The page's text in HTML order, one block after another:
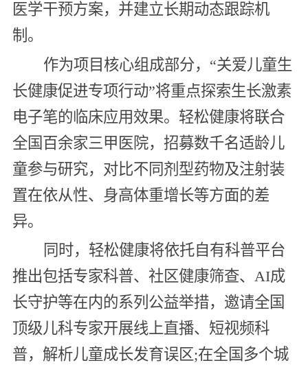
医学干预方案，并建立长期动态跟踪机
制。
作为项目核心组成部分，“关爱儿童生
长健康促进专项行动”将重点探索生长激素
电子笔的临床应用效果。轻松健康将联合
全国百余家三甲医院，招募数千名适龄儿
童参与研究，对比不同剂型药物及注射装
置在依从性、身高体重增长等方面的差
异。
同时，轻松健康将依托自有科普平台
推出包括专家科普、社区健康筛查、AI成
长守护等在内的系列公益举措，邀请全国
顶级儿科专家开展线上直播、短视频科
普，解析儿童成长发育误区;在全国多个城